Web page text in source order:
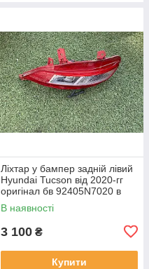
Ліхтар у бампер задній лівий
Hyundai Tucson від 2020-гг
оригінал бв 92405N7020 в
нормальному стані
В наявності
3 100 ₴
Купити